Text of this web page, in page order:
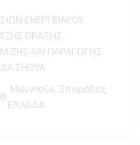
ΕΝΕΡΓΕΙΑΚΟΥ
ΠΡΑΞΗΣ
ΚΑΙ ΠΑΡΑΓΩΓΗΣ
ΣΗΘΥΑ
Μαγνησία, Σποράδες
ΕΛΛΑΔΑ